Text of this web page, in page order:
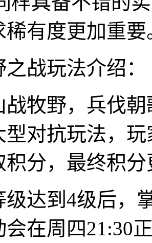
稀有度更加重要
战玩法介绍：
战牧野，兵伐
型对抗玩法，
积分，最终积
级达到4级后，
会在周四21:30